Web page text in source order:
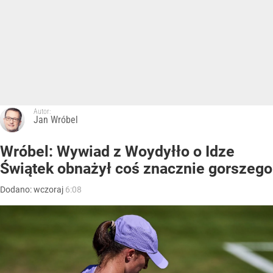
Autor:
Jan Wróbel
Wróbel: Wywiad z Woydyłło o Idze
Świątek obnażył coś znacznie gorszego
Dodano:wczoraj 6:08